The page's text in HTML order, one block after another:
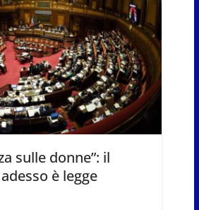
sulle donne”: il
è legge